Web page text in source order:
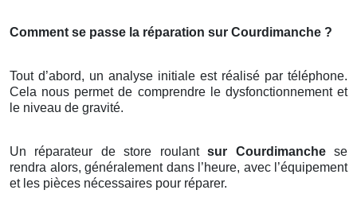
Comment se passe la réparation sur Courdimanche ?
Tout d’abord, un analyse initiale est réalisé par téléphone.
Cela nous permet de comprendre le dysfonctionnement et
le niveau de gravité.
Un réparateur de store roulantsur Courdimanchese
rendra alors, généralement dans l’heure, avec l’équipement
et les pièces nécessaires pour réparer.